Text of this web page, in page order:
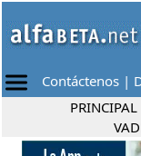
Contáctenos |
PRINCIPAL